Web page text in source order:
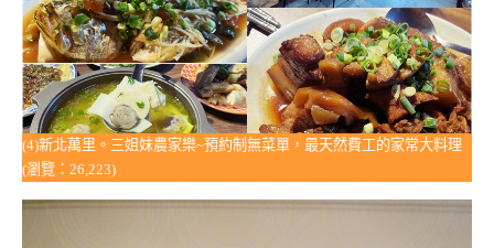
(4)新北萬里。三姐妹農家樂~預約制無菜單，最天然費工的家常大料理
(瀏覽：26,223)